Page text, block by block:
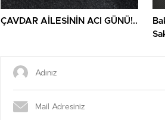
ÇAVDAR AİLESİNİN ACI GÜNÜ!..